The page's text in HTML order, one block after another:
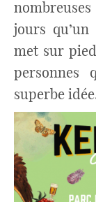
jours
met sur
personnes
superbe